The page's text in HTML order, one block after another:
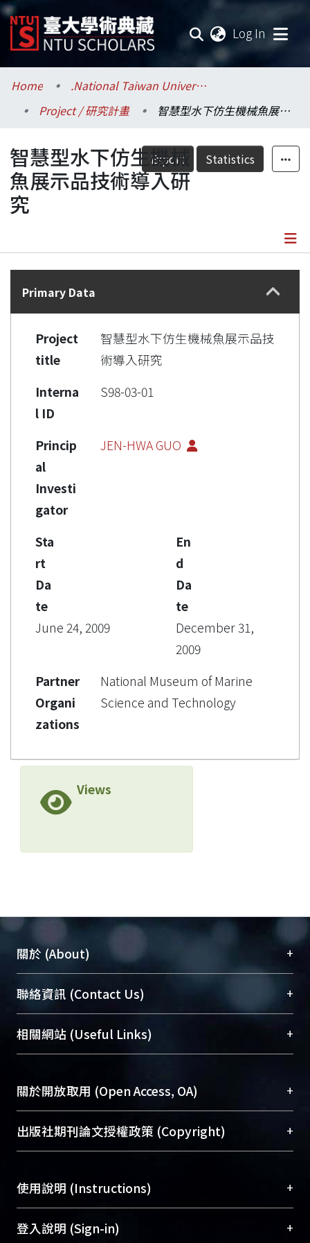
Log In
Communities & Collections
Research Outputs
Fundings & Projects
Researchers
Statistics
Home
.National Taiwan University / 國立臺灣大學
Project / 研究計畫
智慧型水下仿生機械魚展示品技術導入研究
Export Statistics
智慧型水下仿生機械
魚展示品技術導入研
究
Details
Primary Data
Project
title
智慧型水下仿生機械魚展示品技
術導入研究
Interna
l ID
S98-03-01
Princip
al
Investi
gator
JEN-HWA GUO
Sta
rt
Da
te
June 24, 2009
En
d
Da
te
December 31,
2009
Partner
Organi
zations
National Museum of Marine
Science and Technology
Views
關於 (About) +
臺大位居世界頂尖大學之列，為永久珍藏及向國際
展現本校豐碩的研究成果及學術能量，圖書館整合
機構典藏（NTUR）與學術庫（AH）不同功能平
台，成為臺大學術典藏NTU scholars。期能整合研
成果。
To permanently archive and promote researcher
profiles and scholarly works, Library integrates the
services of “NTU Repository” with “Academic
聯絡資訊 (Contact Us) +
總館學科館員(Main Library)
醫學圖書館學科館員(Medical Library)
Sciences Library)
相關網站 (Useful Links) +
關於開放取用 (Open Access, OA) +
開放取用是從使用者角度提升資訊取用性的社會運
動，應用在學術研究上是透過將研究著作公開供使
用逐年攀升。同時可加速研究發展、提升研究影響
Archive）平台。 （點選深入了解OA）
出版社期刊論文授權政策 (Copyright) +
含部分內容的版權非匯入者所有，或由第三方贊
助與合作完成，請確認該版權所有者及第三方同
意提供此授權。
使用說明 (Instructions) +
網站簡介(Quickstart Guide)
登入說明 (Sign-in) +